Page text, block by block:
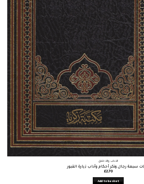
الآداب والأخلاق
سبعة رجال وذكر أحكام وآداب زيارة القبور
£2.70
Add to basket